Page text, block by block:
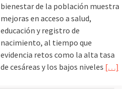
bienestar de la población muestra
mejoras en acceso a salud,
educación y registro de
nacimiento, al tiempo que
evidencia retos como la alta tasa
de cesáreas y los bajos niveles […]